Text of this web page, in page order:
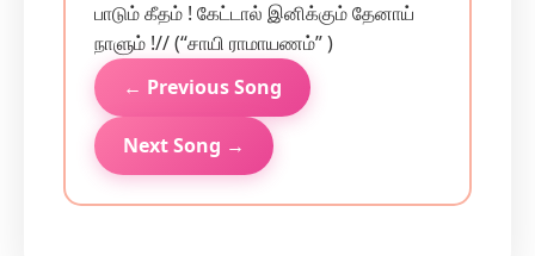
பாடும் கீதம் ! கேட்டால் இனிக்கும் தேனாய்
நாளும் !// (“சாயி ராமாயணம்” )
← Previous Song
Next Song →